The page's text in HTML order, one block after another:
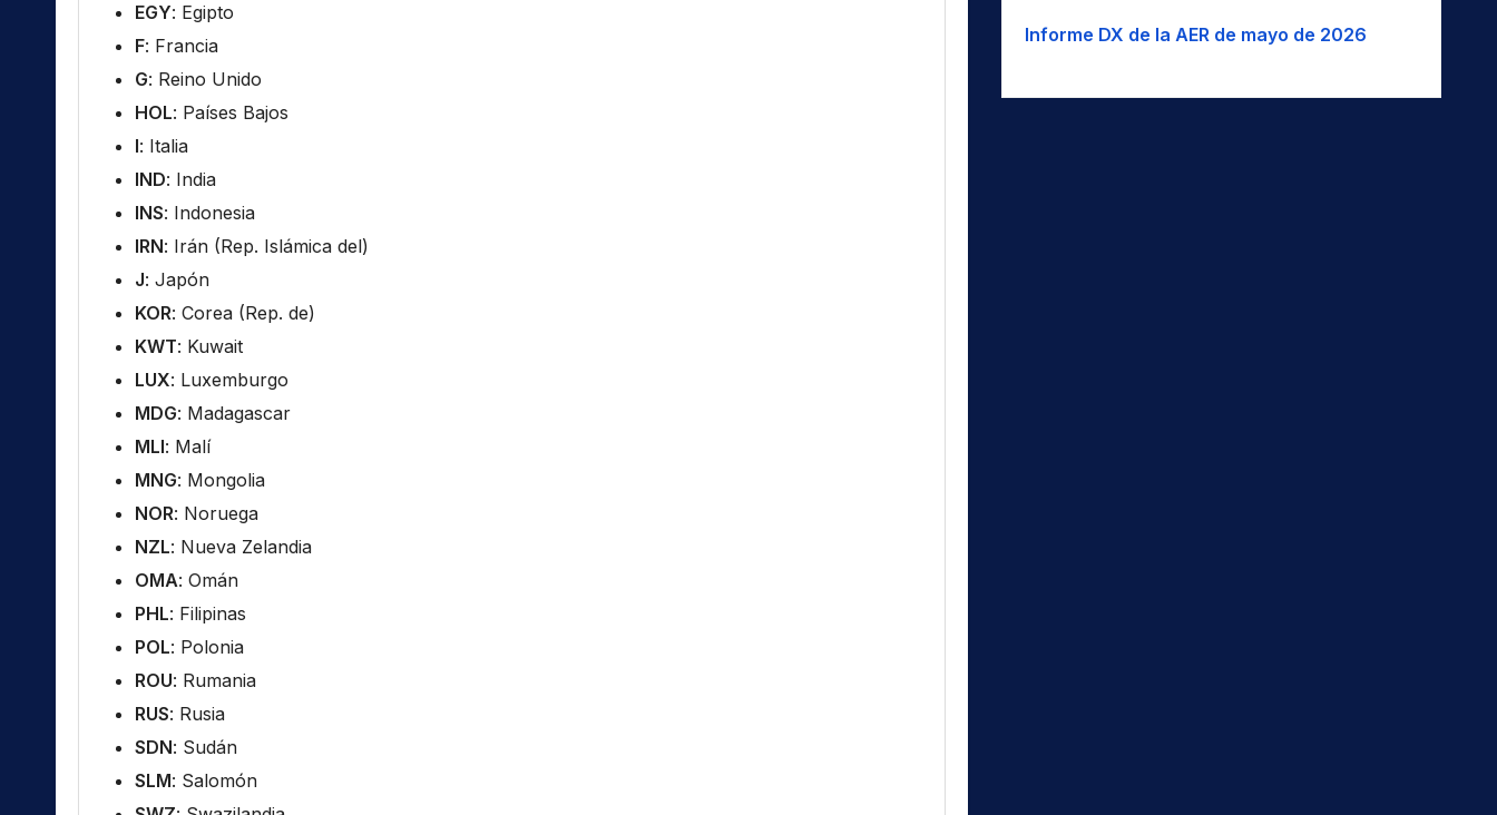
EGY: Egipto
F: Francia
G: Reino Unido
HOL: Países Bajos
I: Italia
IND: India
INS: Indonesia
IRN: Irán (Rep. Islámica del)
J: Japón
KOR: Corea (Rep. de)
KWT: Kuwait
LUX: Luxemburgo
MDG: Madagascar
MLI: Malí
MNG: Mongolia
NOR: Noruega
NZL: Nueva Zelandia
OMA: Omán
PHL: Filipinas
POL: Polonia
ROU: Rumania
RUS: Rusia
SDN: Sudán
SLM: Salomón
Informe DX de la AER de mayo de 2026